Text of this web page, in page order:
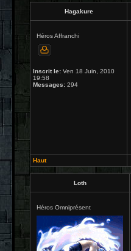
Hagakure
Héros Affranchi
Inscrit le: Ven 18 Juin, 2010
19:58
Messages: 294
Haut
Loth
Héros Omniprésent